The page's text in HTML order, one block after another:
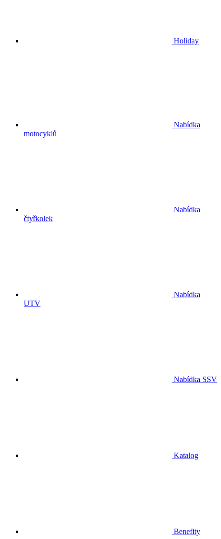
Holiday
Nabídka
motocyklů
Nabídka
čtyřkolek
Nabídka
UTV
Nabídka SSV
Katalog
Benefity